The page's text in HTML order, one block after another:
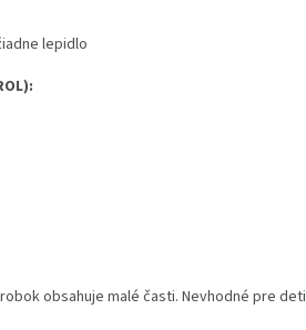
lepidlo
obsahuje malé časti. Nevhodné pre deti